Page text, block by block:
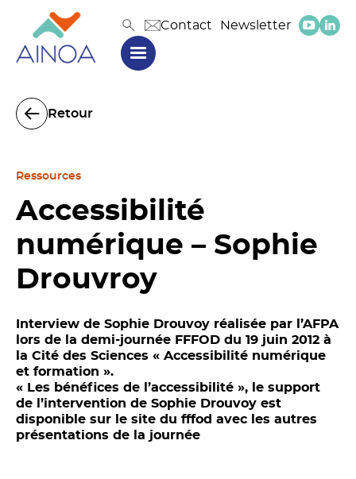
Contact Newsletter
Retour
Ressources
Accessibilité
numérique – Sophie
Drouvroy
Interview de Sophie Drouvoy réalisée par l’AFPA
lors de la demi-journée FFFOD du 19 juin 2012 à
la Cité des Sciences « Accessibilité numérique
et formation ».
« Les bénéfices de l’accessibilité », le support
de l’intervention de Sophie Drouvoy est
disponible sur le site du fffod avec les autres
présentations de la journée